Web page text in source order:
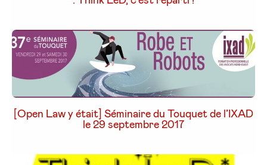
[Open Law y était] Séminaire du Touquet de l’IXAD
le 29 septembre 2017